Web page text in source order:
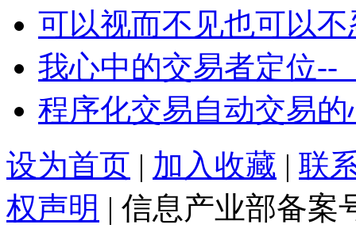
可以视而不见也可以
我心中的交易者定位
程序化交易自动交易
设为首页 | 加入收藏 | 联
权声明 | 信息产业部备案